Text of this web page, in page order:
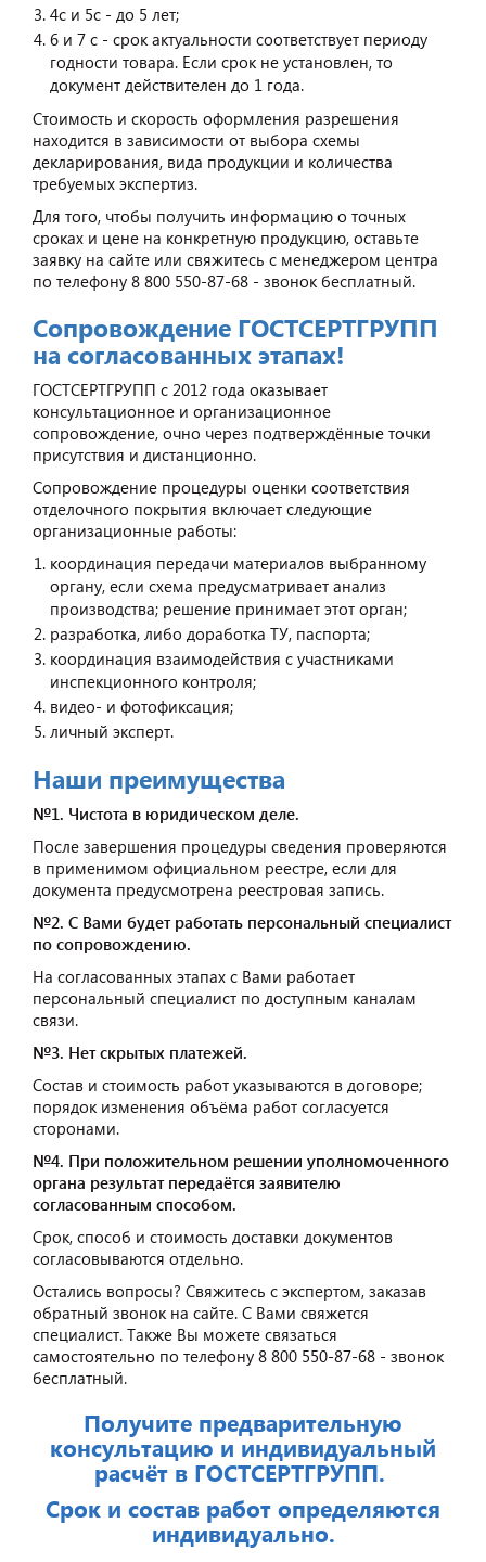
4с и 5с - до 5 лет;
6 и 7 с - срок актуальности соответствует периоду
годности товара. Если срок не установлен, то
документ действителен до 1 года.
Стоимость и скорость оформления разрешения
находится в зависимости от выбора схемы
декларирования, вида продукции и количества
требуемых экспертиз.
Для того, чтобы получить информацию о точных
сроках и цене на конкретную продукцию, оставьте
заявку на сайте или свяжитесь с менеджером центра
по телефону 8 800 550-87-68 - звонок бесплатный.
Сопровождение ГОСТСЕРТГРУПП
на согласованных этапах!
ГОСТСЕРТГРУПП с 2012 года оказывает
консультационное и организационное
сопровождение, очно через подтверждённые точки
присутствия и дистанционно.
Сопровождение процедуры оценки соответствия
отделочного покрытия включает следующие
организационные работы:
координация передачи материалов выбранному
органу, если схема предусматривает анализ
производства; решение принимает этот орган;
разработка, либо доработка ТУ, паспорта;
координация взаимодействия с участниками
инспекционного контроля;
видео- и фотофиксация;
личный эксперт.
Наши преимущества
№1. Чистота в юридическом деле.
После завершения процедуры сведения проверяются
в применимом официальном реестре, если для
документа предусмотрена реестровая запись.
№2. С Вами будет работать персональный специалист
по сопровождению.
На согласованных этапах с Вами работает
персональный специалист по доступным каналам
связи.
№3. Нет скрытых платежей.
Состав и стоимость работ указываются в договоре;
порядок изменения объёма работ согласуется
сторонами.
№4. При положительном решении уполномоченного
органа результат передаётся заявителю
согласованным способом.
Срок, способ и стоимость доставки документов
согласовываются отдельно.
Остались вопросы? Свяжитесь с экспертом, заказав
обратный звонок на сайте. С Вами свяжется
специалист. Также Вы можете связаться
самостоятельно по телефону 8 800 550-87-68 - звонок
бесплатный.
Получите предварительную
консультацию и индивидуальный
расчёт в ГОСТСЕРТГРУПП.
Срок и состав работ определяются
индивидуально.